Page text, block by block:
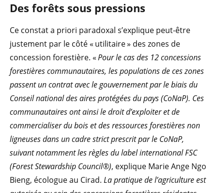
Des forêts sous pressions
Ce constat a priori paradoxal s’explique peut-être
justement par le côté « utilitaire » des zones de
concession forestière. «Pour le cas des 12 concessions
forestières communautaires, les populations de ces zones
passent un contrat avec le gouvernement par le biais du
Conseil national des aires protégées du pays (CoNaP). Ces
communautaires ont ainsi le droit d’exploiter et de
commercialiser du bois et des ressources forestières non
ligneuses dans un cadre strict prescrit par le CoNaP,
suivant notamment les règles du label international FSC
(Forest Stewardship Council®), explique Marie Ange Ngo
Bieng, écologue au Cirad. La pratique de l’agriculture est